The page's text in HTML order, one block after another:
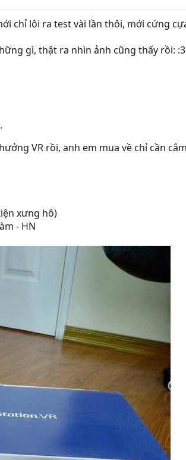
chỉ lôi ra test vài lần thôi, mới cứng
gì, thật ra nhìn ảnh cũng thấy rồi: :3
VR rồi, anh em mua về chỉ cần
xưng hô)
- HN